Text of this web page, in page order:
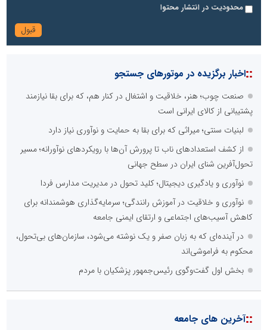
محدودیت در انتشار محتوا
::اخبار برگزیده در موتورهای جستجو
صنعت چوب؛ هنر، خلاقیت و اشتغال در کنار هم، که برای بقا نیازمند
پشتیبانی از کالای ایرانی است
لبنیات سنتی؛ میراثی که برای بقا به حمایت و نوآوری نیاز دارد
از کشف استعدادهای ناب تا پرورش آن‌ها با رویکردهای نوآورانه؛ مسیر
تحول‌آفرین شنای ایران در سطح جهانی
نوآوری و یادگیری دیجیتال؛ کلید تحول در مدیریت مدارس فردا
نوآوری و خلاقیت در آموزش رانندگی؛ سرمایه‌گذاری هوشمندانه برای
کاهش آسیب‌های اجتماعی و ارتقای ایمنی جامعه
در آینده‌ای که به زبان صفر و یک نوشته می‌شود، سازمان‌های بی‌تحول،
محکوم به فراموشی‌اند
بخش اول گفت‌وگوی رئیس‌جمهور پزشکیان با مردم
::آخرین های جامعه